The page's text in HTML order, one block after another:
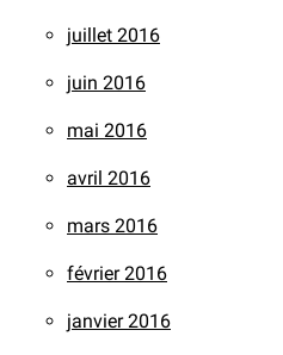
juillet 2016
juin 2016
mai 2016
avril 2016
mars 2016
février 2016
janvier 2016